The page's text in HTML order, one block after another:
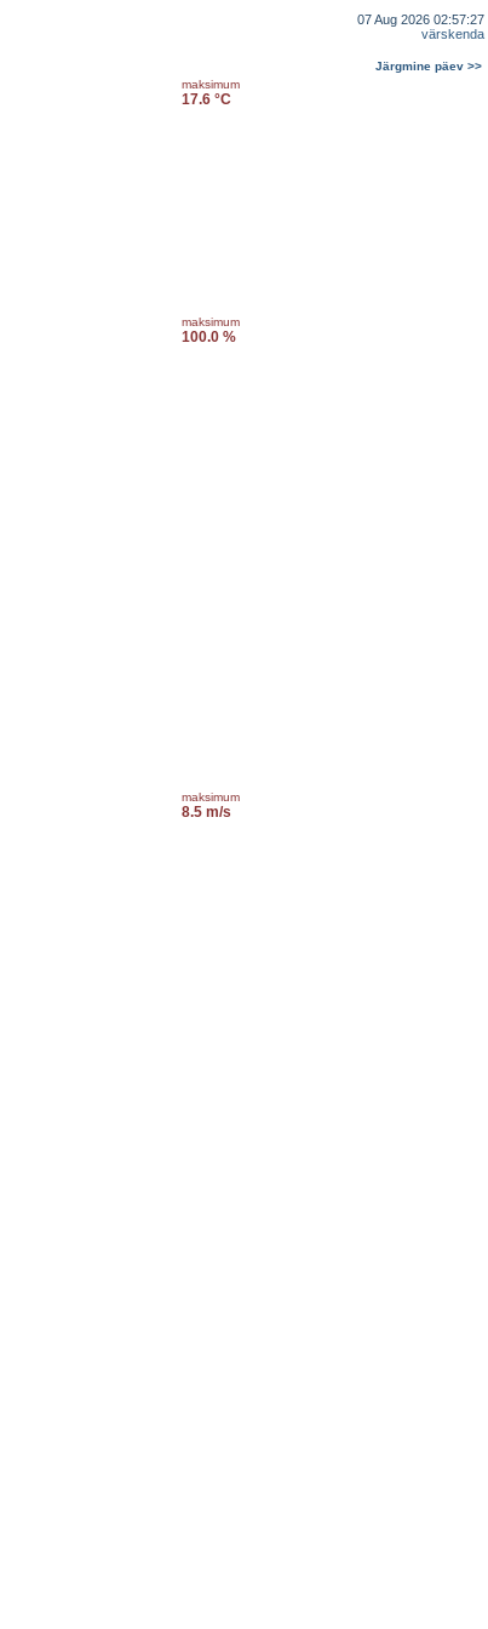
07 Aug 2026 02:57:27
värskenda
Järgmine päev >>
maksimum
17.6 °C
maksimum
100.0 %
maksimum
8.5 m/s